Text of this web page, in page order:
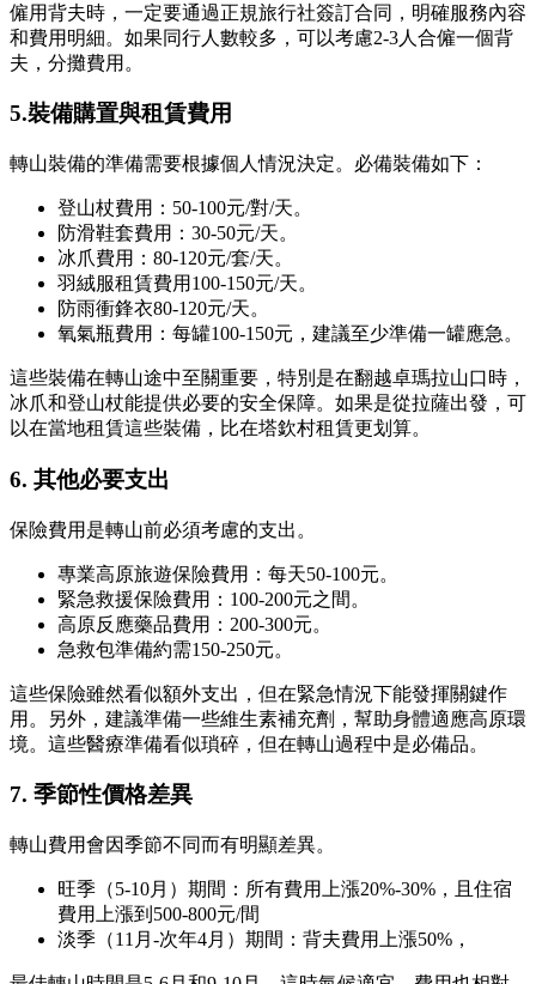
僱用背夫時，一定要通過正規旅行社簽訂合同，明確服務內容
和費用明細。如果同行人數較多，可以考慮2-3人合僱一個背
夫，分攤費用。
5.裝備購置與租賃費用
轉山裝備的準備需要根據個人情況決定。必備裝備如下：
登山杖費用：50-100元/對/天。
防滑鞋套費用：30-50元/天。
冰爪費用：80-120元/套/天。
羽絨服租賃費用100-150元/天。
防雨衝鋒衣80-120元/天。
氧氣瓶費用：每罐100-150元，建議至少準備一罐應急。
這些裝備在轉山途中至關重要，特別是在翻越卓瑪拉山口時，
冰爪和登山杖能提供必要的安全保障。如果是從拉薩出發，可
以在當地租賃這些裝備，比在塔欽村租賃更划算。
6. 其他必要支出
保險費用是轉山前必須考慮的支出。
專業高原旅遊保險費用：每天50-100元。
緊急救援保險費用：100-200元之間。
高原反應藥品費用：200-300元。
急救包準備約需150-250元。
這些保險雖然看似額外支出，但在緊急情況下能發揮關鍵作
用。另外，建議準備一些維生素補充劑，幫助身體適應高原環
境。這些醫療準備看似瑣碎，但在轉山過程中是必備品。
7. 季節性價格差異
轉山費用會因季節不同而有明顯差異。
旺季（5-10月）期間：所有費用上漲20%-30%，且住宿
費用上漲到500-800元/間
淡季（11月-次年4月）期間：背夫費用上漲50%，